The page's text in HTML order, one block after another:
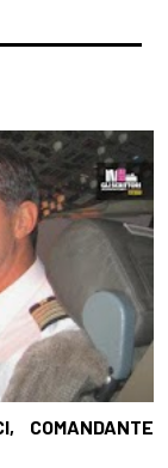
COMANDANTE